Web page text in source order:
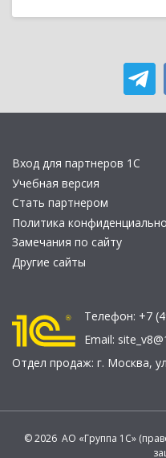
Вход для партнеров 1С
Учебная версия
Стать партнером
Политика
Замечания по сайту
Другие сайты
Телефон: +7
Email:
Отдел продаж: г. Москва,
© 2026 АО «Группа 1С»